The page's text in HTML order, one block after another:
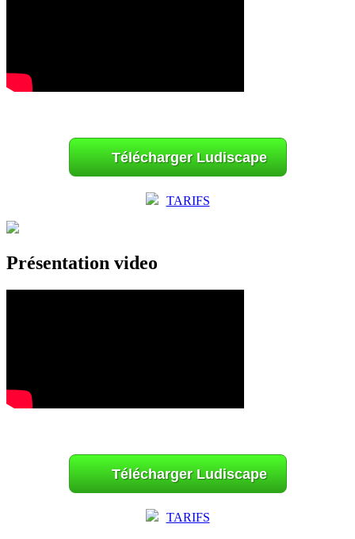
Télécharger Ludiscape
TARIFS
Présentation video
Télécharger Ludiscape
TARIFS